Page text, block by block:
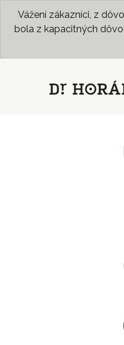
Vážení zákazníci, z
bola z kapacitných